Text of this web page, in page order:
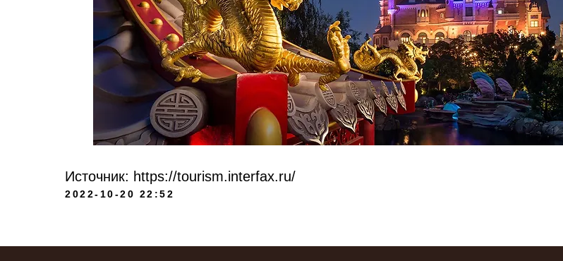
Источник: https://tourism.interfax.ru/
2022-10-20 22:52
Получение товара в РФ: